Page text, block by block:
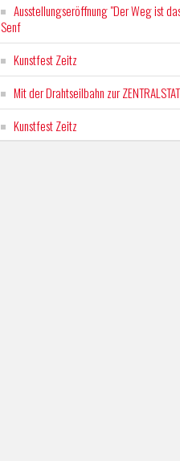
Ausstellungseröffnung "Der Weg ist
Senf
Kunstfest Zeitz
Mit der Drahtseilbahn zur
Kunstfest Zeitz